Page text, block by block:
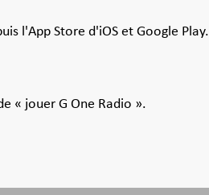
l'App Store d'iOS et Google Play.
« jouer G One Radio ».